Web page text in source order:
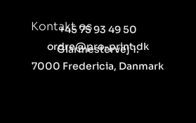
Kontakt os
+45 75 93 49 50
ordre@pro-print.dk
Glarmestervej 1.
7000 Fredericia, Danmark